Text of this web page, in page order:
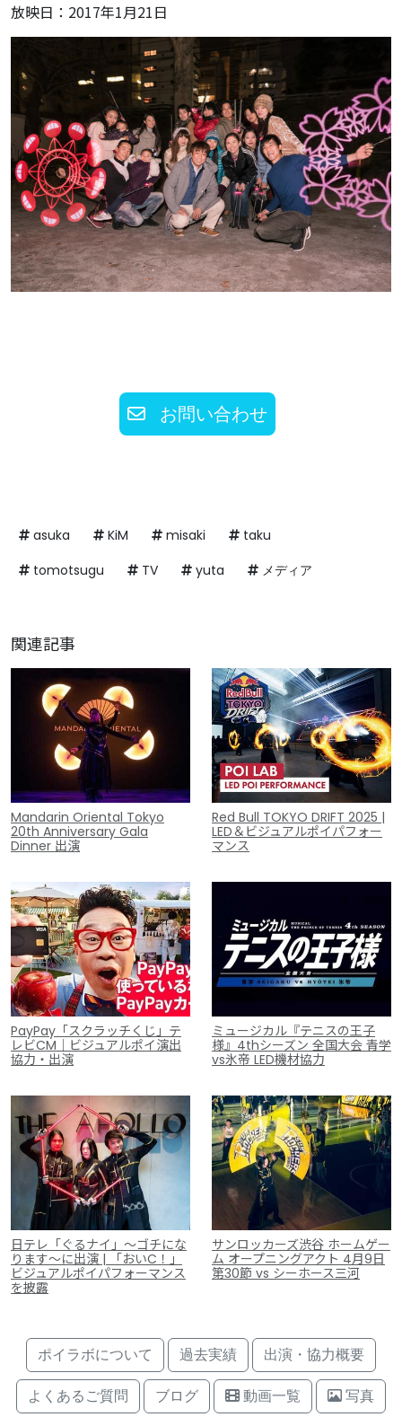
放映日：2017年1月21日
お問い合わせ
asuka KiM misaki
taku
tomotsugu
TV yuta メディア
関連記事
Mandarin Oriental Tokyo
20th Anniversary Gala
Dinner 出演
Red Bull TOKYO DRIFT 2025 |
LED＆ビジュアルポイパフォー
マンス
PayPay「スクラッチくじ」テ
レビCM｜ビジュアルポイ演出
協力・出演
ミュージカル『テニスの王子
様』4thシーズン 全国大会 青学
vs氷帝 LED機材協力
日テレ「ぐるナイ」～ゴチにな
ります～に出演 | 「おいC！」
ビジュアルポイパフォーマンス
を披露
サンロッカーズ渋谷 ホームゲー
ム オープニングアクト 4月9日
第30節 vs シーホース三河
ポイラボについて 過去実績
出演・協力概要
よくあるご質問
ブログ 動画一覧 写真